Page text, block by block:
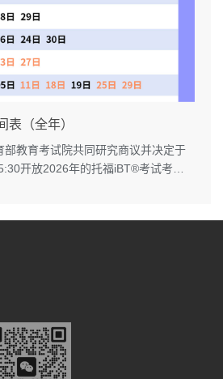
表（全年）
部教育考试院共同研究商议并决定于
开放2026年的托福iBT®考试考